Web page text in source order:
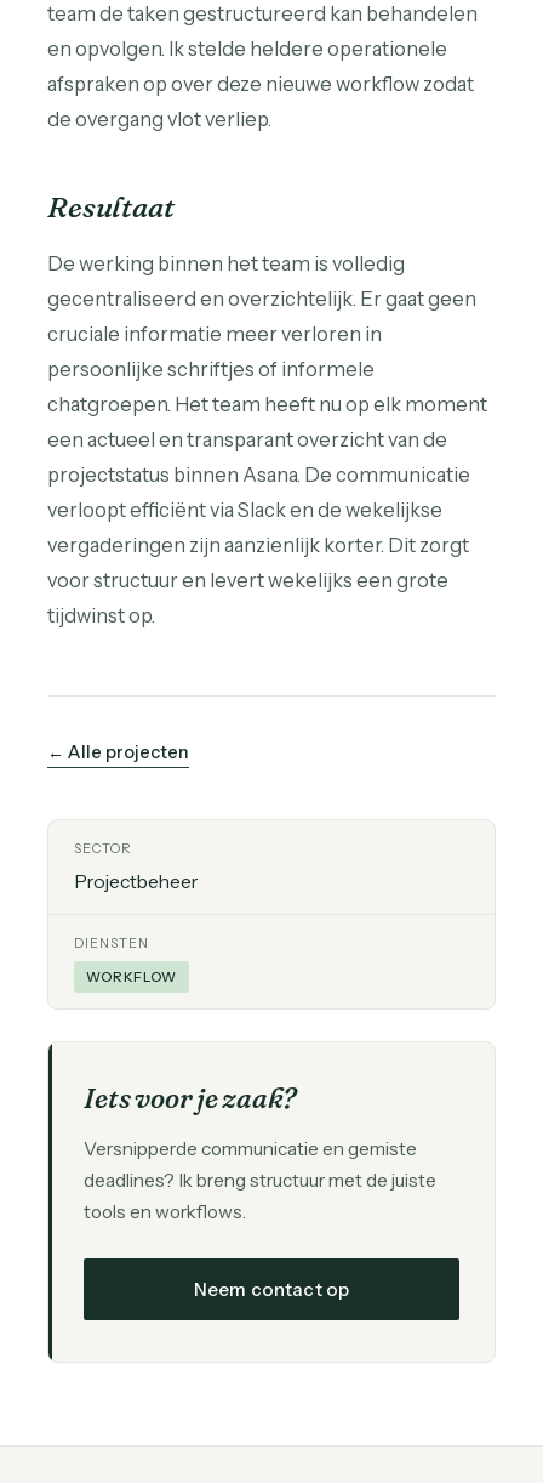
team de taken gestructureerd kan behandelen
en opvolgen. Ik stelde heldere operationele
afspraken op over deze nieuwe workflow zodat
de overgang vlot verliep.
Resultaat
De werking binnen het team is volledig
gecentraliseerd en overzichtelijk. Er gaat geen
cruciale informatie meer verloren in
persoonlijke schriftjes of informele
chatgroepen. Het team heeft nu op elk moment
een actueel en transparant overzicht van de
projectstatus binnen Asana. De communicatie
verloopt efficiënt via Slack en de wekelijkse
vergaderingen zijn aanzienlijk korter. Dit zorgt
voor structuur en levert wekelijks een grote
tijdwinst op.
← Alle projecten
SECTOR
Projectbeheer
DIENSTEN
WORKFLOW
Iets voor je zaak?
Versnipperde communicatie en gemiste
deadlines? Ik breng structuur met de juiste
tools en workflows.
Neem contact op